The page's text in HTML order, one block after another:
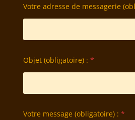
Votre adresse de messagerie
Objet (obligatoire) : *
Votre message (obligatoire) : *